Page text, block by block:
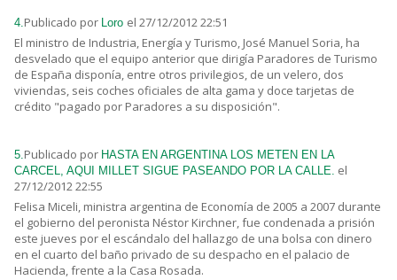
4.Publicado por Loro el 27/12/2012 22:51
El ministro de Industria, Energía y Turismo, José Manuel Soria, ha
desvelado que el equipo anterior que dirigía Paradores de Turismo
de España disponía, entre otros privilegios, de un velero, dos
viviendas, seis coches oficiales de alta gama y doce tarjetas de
crédito "pagado por Paradores a su disposición".
5.Publicado por HASTA EN ARGENTINA LOS METEN EN LA
CARCEL, AQUI MILLET SIGUE PASEANDO POR LA CALLE. el
27/12/2012 22:55
Felisa Miceli, ministra argentina de Economía de 2005 a 2007 durante
el gobierno del peronista Néstor Kirchner, fue condenada a prisión
este jueves por el escándalo del hallazgo de una bolsa con dinero
en el cuarto del baño privado de su despacho en el palacio de
Hacienda, frente a la Casa Rosada.